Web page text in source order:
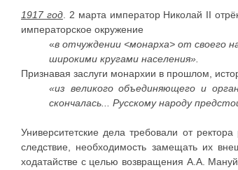
1917 год. 2 марта император Николай II
императорское окружение
«в отчуждении <монарха> от своего
широкими кругами населения».
Признавая заслуги монархии в прошлом,
«из великого объединяющего и
скончалась... Русскому народу
Университетские дела требовали от
следствие, необходимость замещать их
ходатайстве с целью возвращения А.А.